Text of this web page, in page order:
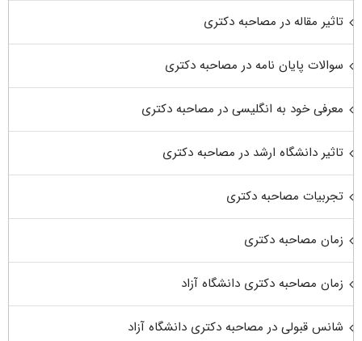
تاثیر مقاله در مصاحبه دکتری
سوالات پایان نامه در مصاحبه دکتری
معرفی خود به انگلیسی در مصاحبه دکتری
تاثیر دانشگاه ارشد در مصاحبه دکتری
تجربیات مصاحبه دکتری
زمان مصاحبه دکتری
زمان مصاحبه دکتری دانشگاه آزاد
شانس قبولی در مصاحبه دکتری دانشگاه آزاد